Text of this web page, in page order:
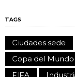
TAGS
Ciudades sede
Copa del Mundo
FIFA